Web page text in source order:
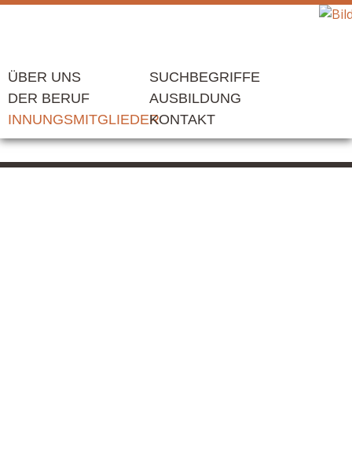
ÜBER UNS
DER BERUF
INNUNGSMITGLIEDER
SUCHBEGRIFFE
AUSBILDUNG
KONTAKT